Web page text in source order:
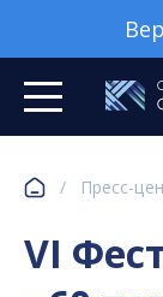
/ Пресс-
VI